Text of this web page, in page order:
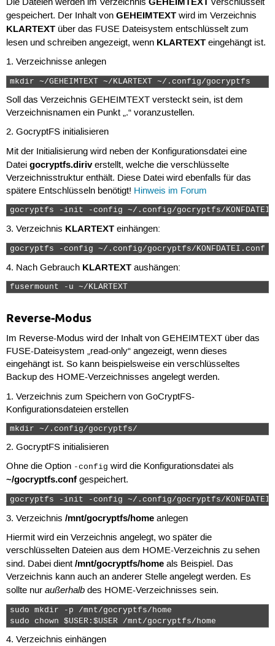
Die Dateien werden im Verzeichnis
verschlüsselt
gespeichert. Der Inhalt von GEHEIMTEXTwird im Verzeichnis
KLARTEXTüber das FUSE Dateisystem entschlüsselt zum
lesen und schreiben angezeigt, wenn KLARTEXTeingehängt ist.
1. Verzeichnisse anlegen
mkdir ~/GEHEIMTEXT ~/KLARTEXT ~/.config/gocryptfs
Soll das Verzeichnis GEHEIMTEXT versteckt sein, ist dem
Verzeichnisnamen ein Punkt „.“ voranzustellen.
2. GocryptFS initialisieren
Mit der Initialisierung wird neben der Konfigurationsdatei eine
Datei gocryptfs.diriverstellt, welche die verschlüsselte
Verzeichnisstruktur enthält. Diese Datei wird ebenfalls für das
spätere Entschlüsseln benötigt! Hinweis im Forum
gocryptfs -init -config ~/.config/gocryptfs/
3. Verzeichnis KLARTEXTeinhängen:
gocryptfs -config ~/.config/gocryptfs/KONFDATEI.conf ~/
4. Nach Gebrauch KLARTEXTaushängen:
fusermount -u ~/KLARTEXT
Reverse-Modus
Im Reverse-Modus wird der Inhalt von GEHEIMTEXT über das
FUSE-Dateisystem „read-only“ angezeigt, wenn dieses
eingehängt ist. So kann beispielsweise ein verschlüsseltes
Backup des HOME-Verzeichnisses angelegt werden.
1. Verzeichnis zum Speichern von GoCryptFS-
Konfigurationsdateien erstellen
mkdir ~/.config/gocryptfs/
2. GocryptFS initialisieren
Ohne die Option -config wird die Konfigurationsdatei als
~/gocryptfs.confgespeichert.
gocryptfs -init -config ~/.config/gocryptfs/
3. Verzeichnis /mnt/gocryptfs/homeanlegen
Hiermit wird ein Verzeichnis angelegt, wo später die
verschlüsselten Dateien aus dem HOME-Verzeichnis zu sehen
sind. Dabei dient /mnt/gocryptfs/homeals Beispiel. Das
Verzeichnis kann auch an anderer Stelle angelegt werden. Es
sollte nur außerhalbdes HOME-Verzeichnisses sein.
sudo mkdir -p /mnt/gocryptfs/home
sudo chown $USER:$USER /mnt/gocryptfs/home
4. Verzeichnis einhängen